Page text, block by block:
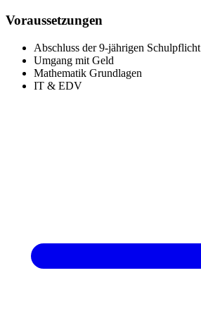
Voraussetzungen
Abschluss der 9-jährigen Schulpflicht
Umgang mit Geld
Mathematik Grundlagen
IT & EDV